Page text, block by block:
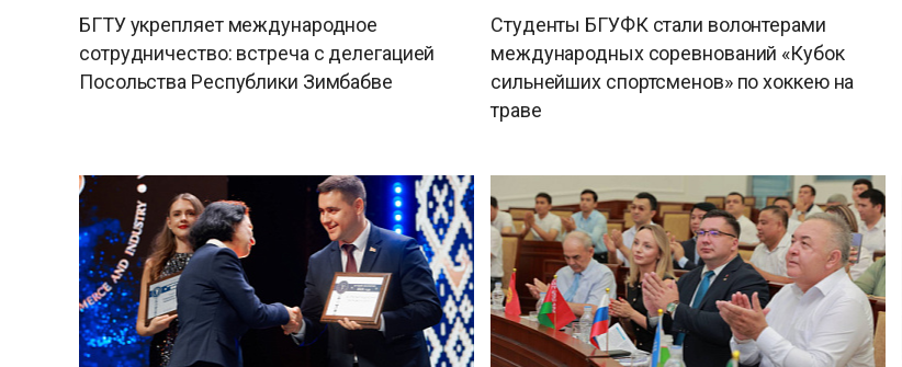
БГТУ укрепляет международное
сотрудничество: встреча с делегацией
Посольства Республики Зимбабве
Студенты БГУФК стали волонтерами
международных соревнований «Кубок
сильнейших спортсменов» по хоккею на
траве